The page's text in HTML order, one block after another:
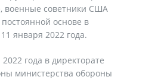
военные советники США
основе в
января 2022 года.
года в директорате
министерства обороны